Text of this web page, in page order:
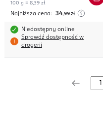
100 g = 8,39 zł
Najniższa cena: 34,99 zł
Niedostępny online
Sprawdź dostępność w
drogerii